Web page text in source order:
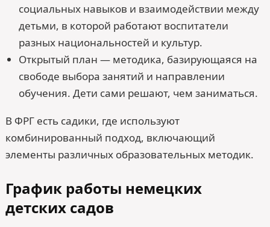
социальных навыков и взаимодействии между
детьми, в которой работают воспитатели
разных национальностей и культур.
Открытый план — методика, базирующаяся на
свободе выбора занятий и направлении
обучения. Дети сами решают, чем заниматься.
В ФРГ есть садики, где используют
комбинированный подход, включающий
элементы различных образовательных методик.
График работы немецких
детских садов